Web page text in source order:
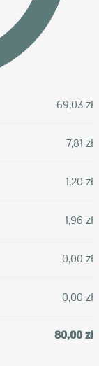
69,03 zł
7,81 zł
1,20 zł
1,96 zł
0,00 zł
0,00 zł
80,00 zł